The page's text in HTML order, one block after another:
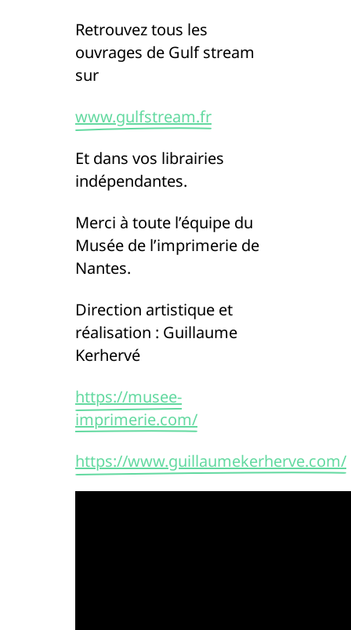
Retrouvez tous les
ouvrages de Gulf stream
sur
www.gulfstream.fr
Et dans vos librairies
indépendantes.
Merci à toute l’équipe du
Musée de l’imprimerie de
Nantes.
Direction artistique et
réalisation : Guillaume
Kerhervé
https://musee-
imprimerie.com/
https://www.guillaumekerherve.com/